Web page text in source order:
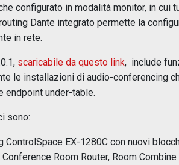
configurato in modalità monitor, in cui
Dante integrato permette la
in rete.
scaricabile da questo link, include
le installazioni di audio-conferencing
endpoint under-table.
sono:
EX-1280C con nuovi
Room Router, Room Combine